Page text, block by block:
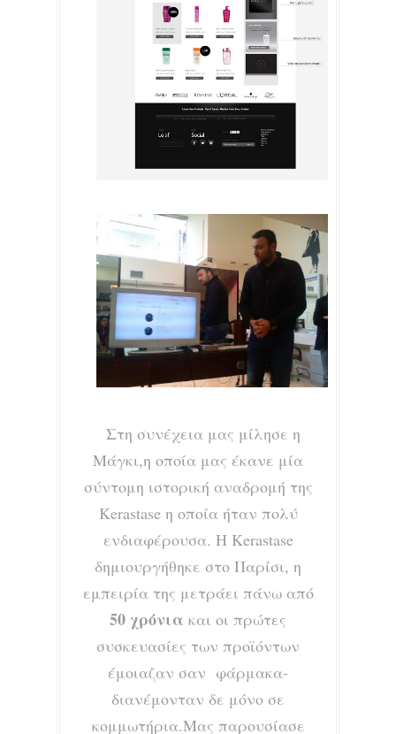
Στη συνέχεια μας μίλησε η
Μάγκι,η οποία μας έκανε μία
σύντομη ιστορική αναδρομή της
Kerastase η οποία ήταν πολύ
ενδιαφέρουσα. Η Kerastase
δημιουργήθηκε στο Παρίσι, η
εμπειρία της μετράει πάνω από
50 χρόνια και οι πρώτες
συσκευασίες των προϊόντων
έμοιαζαν σαν φάρμακα-
διανέμονταν δε μόνο σε
κομμωτήρια.Μας παρουσίασε